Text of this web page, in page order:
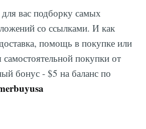
вас подборку самых
со ссылками. И как
помощь в покупке или
покупки от
бонус - $5 на баланс по